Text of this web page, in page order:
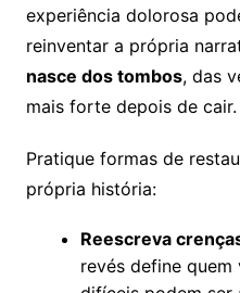
experiência dolorosa
reinventar a própria
nasce dos tombos, das
mais forte depois de cair.
Pratique formas de
própria história:
Reescreva
revés define